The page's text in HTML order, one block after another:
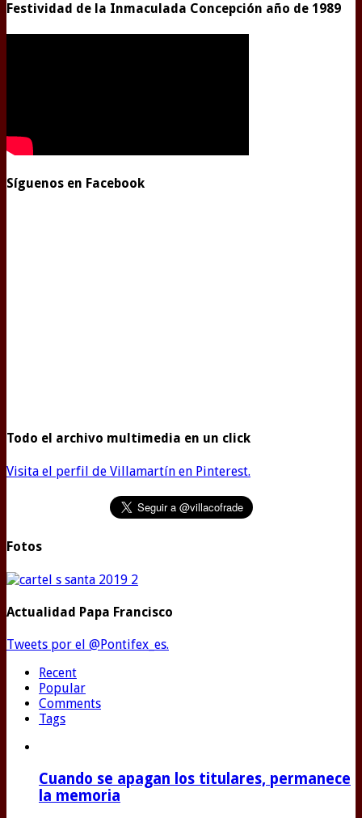
Festividad de la Inmaculada Concepción año de 1989
Síguenos en Facebook
Todo el archivo multimedia en un click
Visita el perfil de Villamartín en Pinterest.
Fotos
Actualidad Papa Francisco
Tweets por el @Pontifex_es.
Recent
Popular
Comments
Tags
Cuando se apagan los titulares, permanece
la memoria